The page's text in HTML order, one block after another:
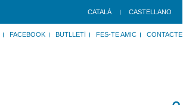
CATALÀ CASTELLANO
FACEBOOK BUTLLETÍ FES-TE AMIC CONTACTE